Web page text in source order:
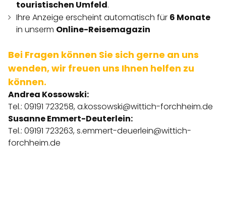
touristischen Umfeld.
Ihre Anzeige erscheint automatisch für 6 Monate
in unserm Online-Reisemagazin
Bei Fragen können Sie sich gerne an uns
wenden, wir freuen uns Ihnen helfen zu
können.
Andrea Kossowski:
Tel.: 09191 723258,a.kossowski@wittich-forchheim.de
Susanne Emmert-Deuterlein:
Tel.: 09191 723263,s.emmert-deuerlein@wittich-
forchheim.de